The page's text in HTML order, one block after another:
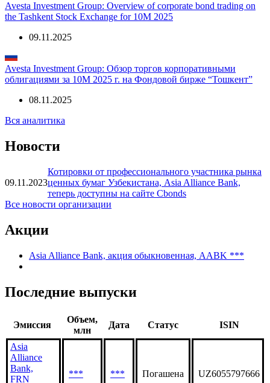
Avesta Investment Group: Overview of corporate bond trading on
the Tashkent Stock Exchange for 10M 2025
09.11.2025
Avesta Investment Group: Обзор торгов корпоративными
облигациями за 10М 2025 г. на Фондовой бирже “Тошкент”
08.11.2025
Вся аналитика
Новости
09.11.2023
Котировки от профессионального участника рынка
ценных бумаг Узбекистана, Asia Alliance Bank,
теперь доступны на сайте Cbonds
Все новости организации
Акции
Asia Alliance Bank, акция обыкновенная, AABK ***
Последние выпуски
Эмиссия
Объем,
млн
Дата Статус ISIN
Asia
Alliance
Bank,
FRN
*** *** Погашена UZ6055797666